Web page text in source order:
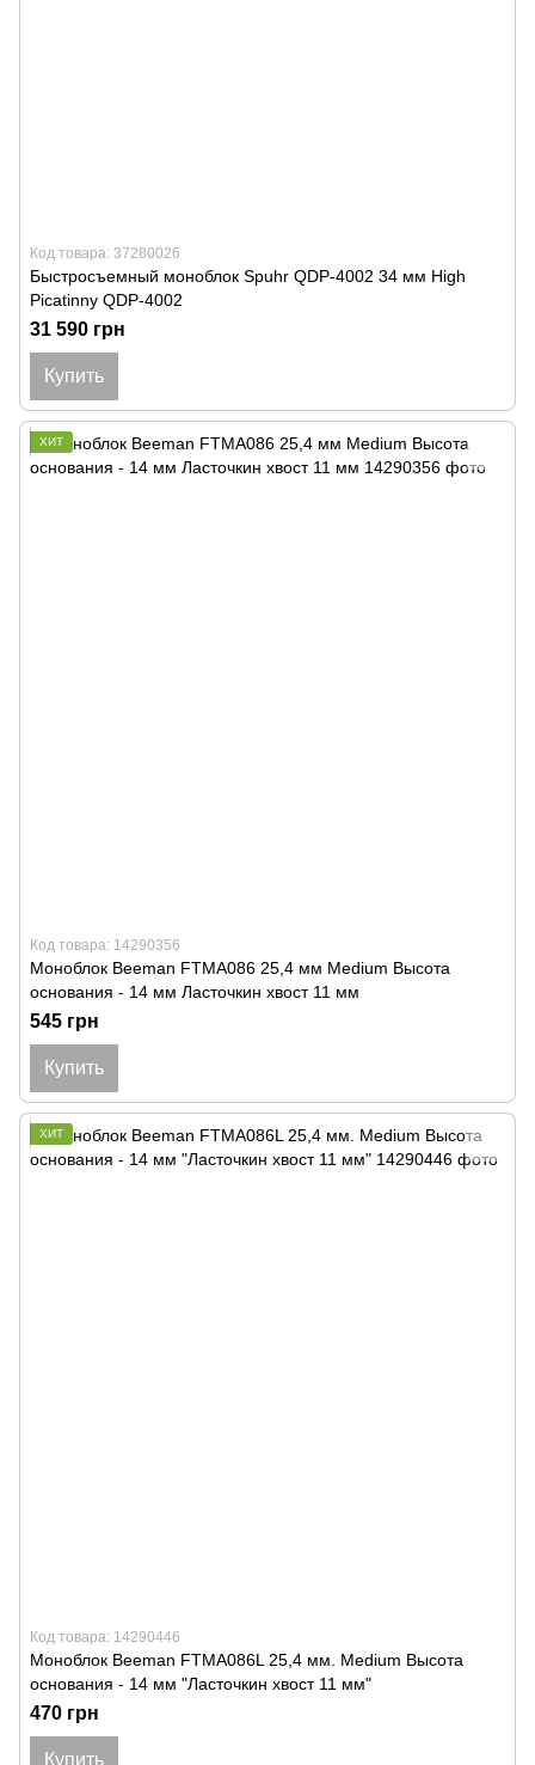
Код товара: 37280026
Быстросъемный моноблок Spuhr QDP-4002 34 мм High
Picatinny QDP-4002
31 590 грн
Купить
ХИТ
Код товара: 14290356
Моноблок Beeman FTMA086 25,4 мм Medium Высота
основания - 14 мм Ласточкин хвост 11 мм
545 грн
Купить
ХИТ
Код товара: 14290446
Моноблок Beeman FTMA086L 25,4 мм. Medium Высота
основания - 14 мм "Ласточкин хвост 11 мм"
470 грн
Купить